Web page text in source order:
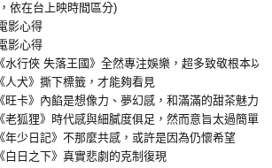
依在台上映時間區分)
影心得
影心得
水行俠 失落王國》全然專注娛樂，超多致敬根本以
人犬》撕下標籤，才能夠看見
旺卡》內餡是想像力、夢幻感，和滿滿的甜茶魅力！
老狐狸》時代感與細膩度俱足，然而意旨太過簡單
年少日記》不那麼共感，或許是因為仍懷希望
白日之下》真實悲劇的克制復現